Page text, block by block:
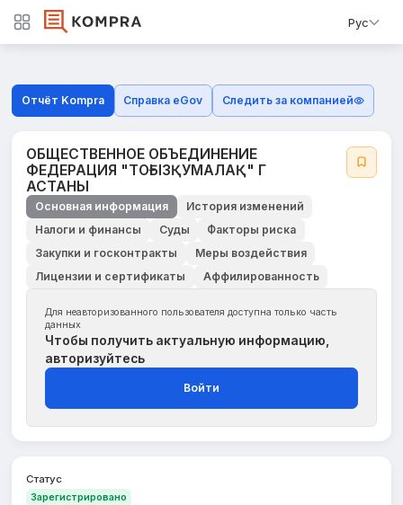
Рус
Отчёт Kompra Справка eGov Следить за компанией
ОБЩЕСТВЕННОЕ ОБЪЕДИНЕНИЕ
ФЕДЕРАЦИЯ "ТОҒЫЗҚУМАЛАҚ" Г
АСТАНЫ
Основная информация
История изменений
Налоги и финансы
Суды
Факторы риска
Закупки и госконтракты
Меры воздействия
Лицензии и сертификаты
Аффилированность
Для неавторизованного пользователя доступна только часть
данных
Чтобы получить актуальную информацию,
авторизуйтесь
Войти
Статус
Зарегистрировано